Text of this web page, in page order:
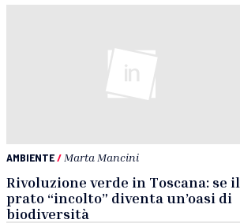
AMBIENTE/ Marta Mancini
Rivoluzione verde in Toscana: se il
prato “incolto” diventa un’oasi di
biodiversità